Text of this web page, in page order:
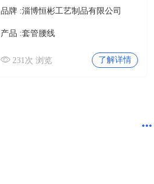
品牌 :淄博恒彬工艺制品有限公司
产品 :套管腰线
231次 浏览 了解详情